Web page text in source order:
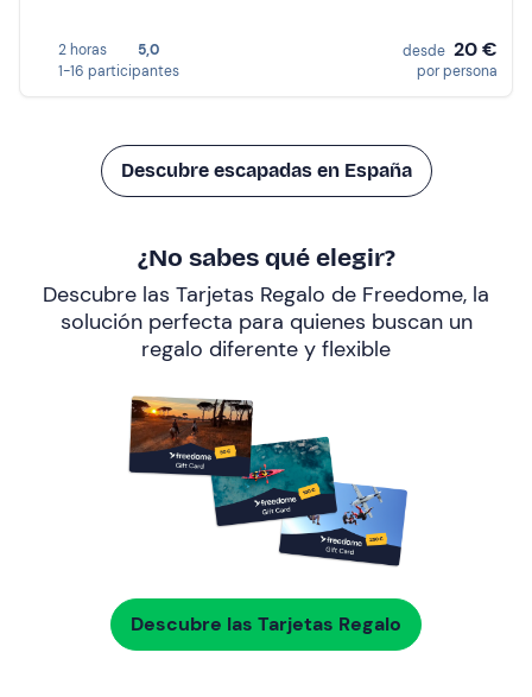
2 horas
5,0
1-16 participantes
desde 20 €
por persona
Descubre escapadas en España
¿No sabes qué elegir?
Descubre las Tarjetas Regalo de Freedome, la
solución perfecta para quienes buscan un
regalo diferente y flexible
Descubre las Tarjetas Regalo